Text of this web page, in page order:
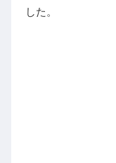
した。